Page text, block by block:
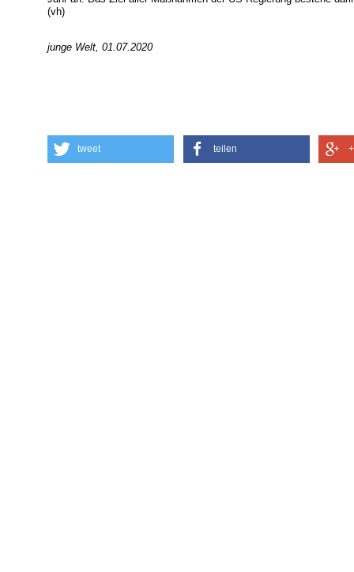
(vh)
junge Welt, 01.07.2020
tweet teilen